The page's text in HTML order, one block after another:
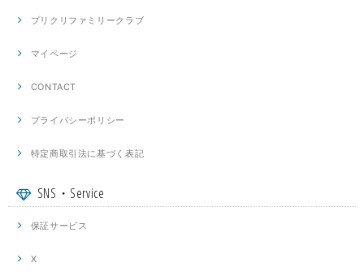
プリクリファミリークラブ
マイページ
CONTACT
プライバシーポリシー
特定商取引法に基づく表記
SNS・Service
保証サービス
X